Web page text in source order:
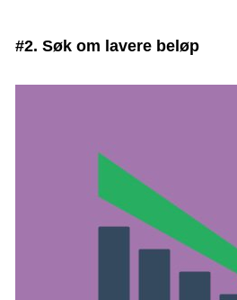
#2. Søk om lavere beløp